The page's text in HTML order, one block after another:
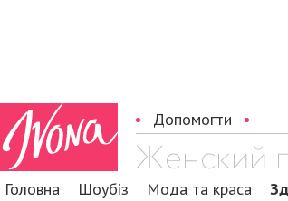
Допомогти
Головна Шоубіз Мода та краса